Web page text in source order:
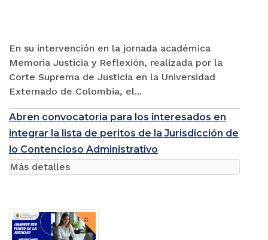
En su intervención en la jornada académica
Memoria Justicia y Reflexión, realizada por la
Corte Suprema de Justicia en la Universidad
Externado de Colombia, el...
Abren convocatoria para los interesados en
integrar la lista de peritos de la Jurisdicción de
lo Contencioso Administrativo
Más detalles